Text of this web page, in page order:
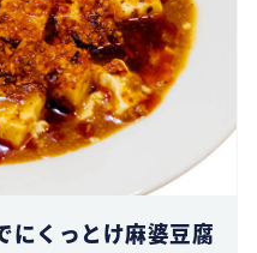
くっとけ麻婆豆腐